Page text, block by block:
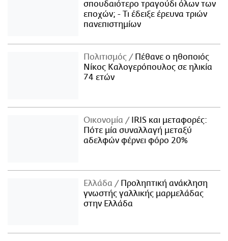
σπουδαιότερο τραγούδι όλων των
εποχών; - Τι έδειξε έρευνα τριών
πανεπιστημίων
Πολιτισμός
Πέθανε ο ηθοποιός
Νίκος Καλογερόπουλος σε ηλικία
74 ετών
Οικονομία
IRIS και μεταφορές:
Πότε μία συναλλαγή μεταξύ
αδελφών φέρνει φόρο 20%
Ελλάδα
Προληπτική ανάκληση
γνωστής γαλλικής μαρμελάδας
στην Ελλάδα